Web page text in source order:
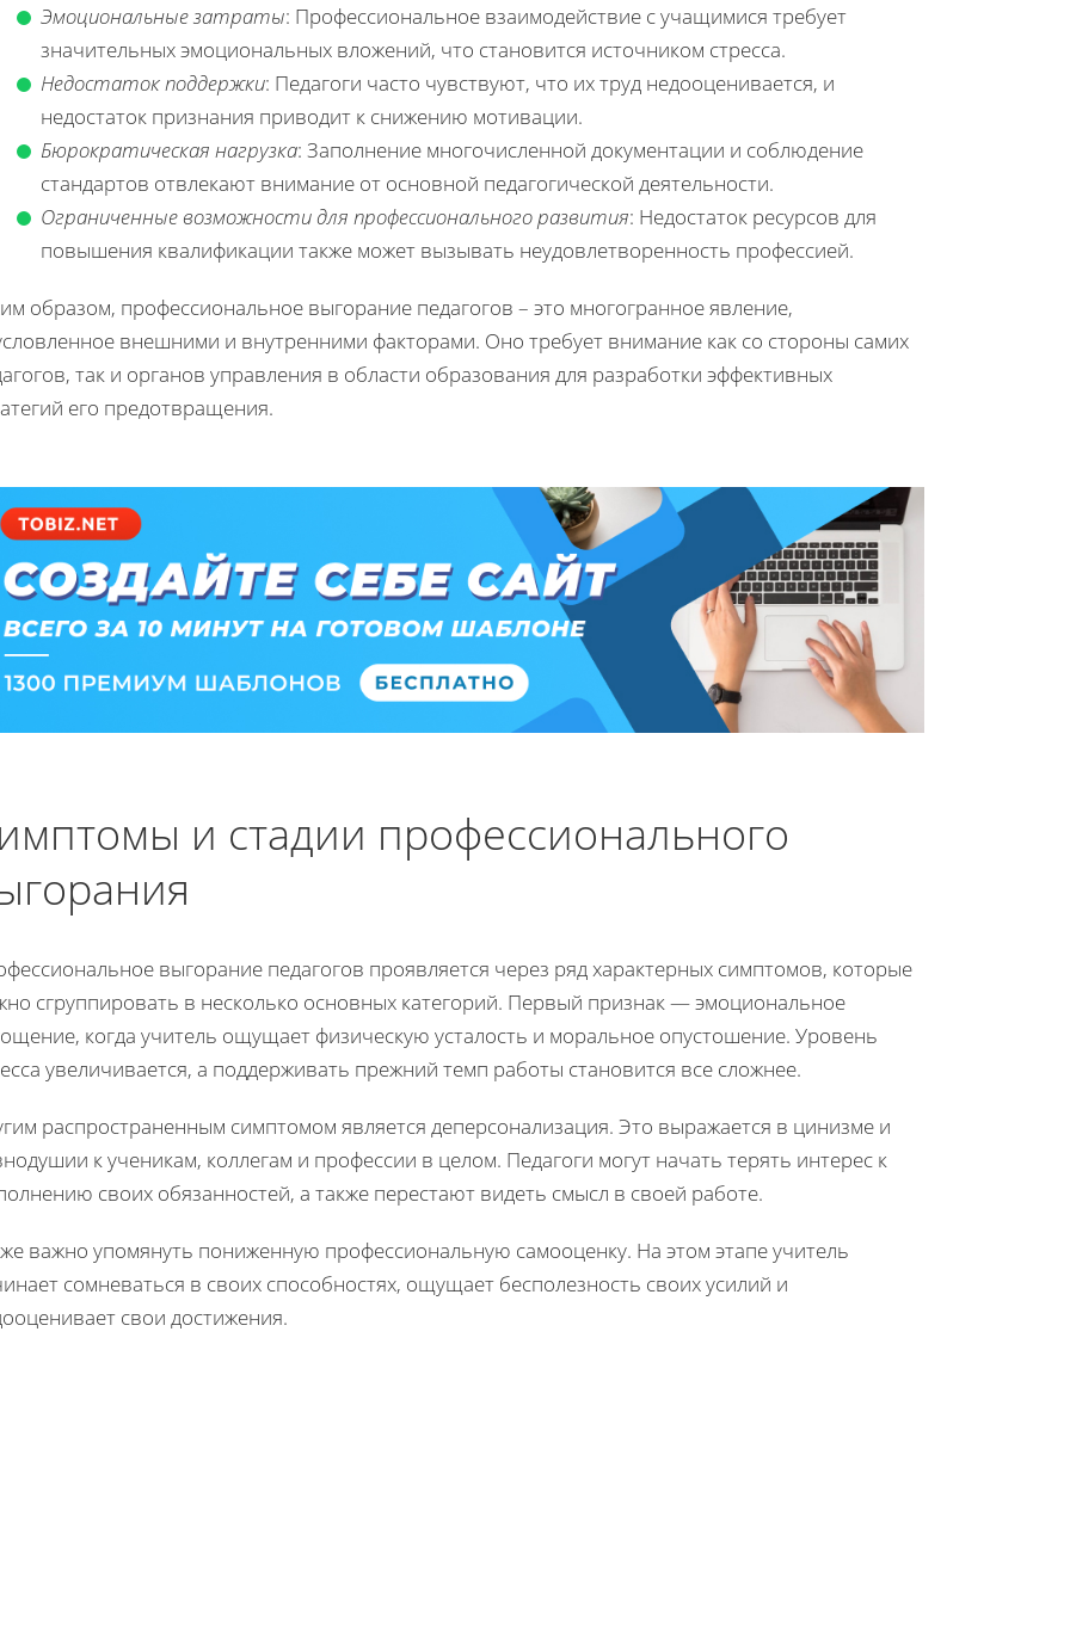
Эмоциональные затраты: Профессиональное взаимодействие с учащимися требует
значительных эмоциональных вложений, что становится источником стресса.
Недостаток поддержки: Педагоги часто чувствуют, что их труд недооценивается, и
недостаток признания приводит к снижению мотивации.
Бюрократическая нагрузка: Заполнение многочисленной документации и соблюдение
стандартов отвлекают внимание от основной педагогической деятельности.
Ограниченные возможности для профессионального развития: Недостаток ресурсов для
повышения квалификации также может вызывать неудовлетворенность профессией.
образом, профессиональное выгорание педагогов – это многогранное явление,
внешними и внутренними факторами. Оно требует внимание как со стороны самих
так и органов управления в области образования для разработки эффективных
его предотвращения.
и стадии профессионального
выгорание педагогов проявляется через ряд характерных симптомов, которые
сгруппировать в несколько основных категорий. Первый признак — эмоциональное
когда учитель ощущает физическую усталость и моральное опустошение. Уровень
увеличивается, а поддерживать прежний темп работы становится все сложнее.
распространенным симптомом является деперсонализация. Это выражается в цинизме и
к ученикам, коллегам и профессии в целом. Педагоги могут начать терять интерес к
своих обязанностей, а также перестают видеть смысл в своей работе.
важно упомянуть пониженную профессиональную самооценку. На этом этапе учитель
сомневаться в своих способностях, ощущает бесполезность своих усилий и
свои достижения.